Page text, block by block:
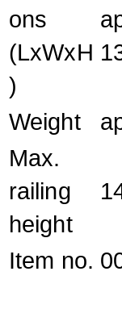
ons
(LxWxH
)
Weight
Max.
railing
height
Item no.